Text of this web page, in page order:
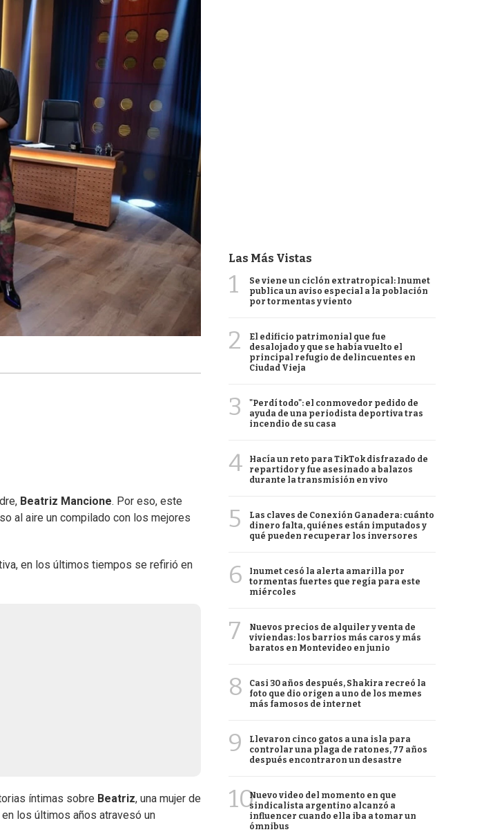
Beatriz Mancione. Por eso, este
al aire un compilado con los mejores
en los últimos tiempos se refirió en
íntimas sobre Beatriz, una mujer de
los últimos años atravesó un
Las Más Vistas
1
Se viene un ciclón extratropical: Inumet
publica un aviso especial a la población
por tormentas y viento
2
El edificio patrimonial que fue
desalojado y que se había vuelto el
principal refugio de delincuentes en
Ciudad Vieja
3
"Perdí todo": el conmovedor pedido de
ayuda de una periodista deportiva tras
incendio de su casa
4
Hacía un reto para TikTok disfrazado de
repartidor y fue asesinado a balazos
durante la transmisión en vivo
5
Las claves de Conexión Ganadera: cuánto
dinero falta, quiénes están imputados y
qué pueden recuperar los inversores
6
Inumet cesó la alerta amarilla por
tormentas fuertes que regía para este
miércoles
7
Nuevos precios de alquiler y venta de
viviendas: los barrios más caros y más
baratos en Montevideo en junio
8
Casi 30 años después, Shakira recreó la
foto que dio origen a uno de los memes
más famosos de internet
9
Llevaron cinco gatos a una isla para
controlar una plaga de ratones, 77 años
después encontraron un desastre
10Nuevo video del momento en que
sindicalista argentino alcanzó a
influencer cuando ella iba a tomar un
ómnibus